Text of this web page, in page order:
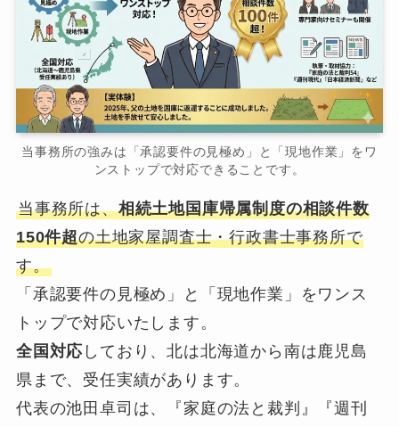
当事務所の強みは「承認要件の見極め」と「現地作業」をワ
ンストップで対応できることです。
当事務所は、相続土地国庫帰属制度の相談件数
150件超の土地家屋調査士・行政書士事務所で
す。
「承認要件の見極め」と「現地作業」をワンス
トップで対応いたします。
全国対応 しており、北は北海道から南は鹿児島
県まで、受任実績があります。
代表の池田卓司は、『家庭の法と裁判』『週刊